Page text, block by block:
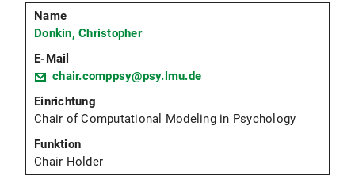
Donkin, Christopher
chair.comppsy@psy.lmu.de
Chair of Computational Modeling in Psychology
Chair Holder